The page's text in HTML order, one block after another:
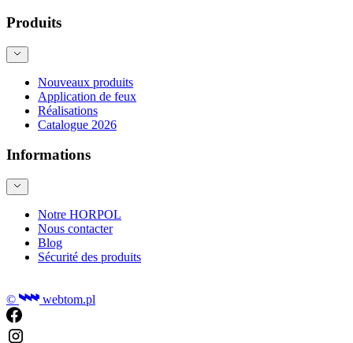
Produits
Nouveaux produits
Application de feux
Réalisations
Catalogue 2026
Informations
Notre HORPOL
Nous contacter
Blog
Sécurité des produits
© webtom.pl